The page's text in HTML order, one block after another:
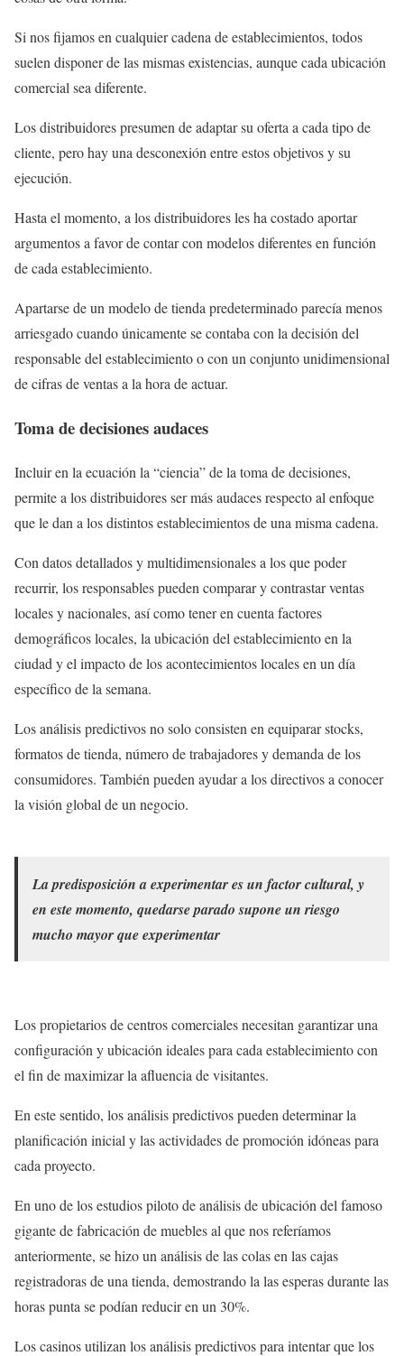
Si nos fijamos en cualquier cadena de establecimientos, todos
suelen disponer de las mismas existencias, aunque cada ubicación
comercial sea diferente.
Los distribuidores presumen de adaptar su oferta a cada tipo de
cliente, pero hay una desconexión entre estos objetivos y su
ejecución.
Hasta el momento, a los distribuidores les ha costado aportar
argumentos a favor de contar con modelos diferentes en función
de cada establecimiento.
Apartarse de un modelo de tienda predeterminado parecía menos
arriesgado cuando únicamente se contaba con la decisión del
responsable del establecimiento o con un conjunto unidimensional
de cifras de ventas a la hora de actuar.
Toma de decisiones audaces
Incluir en la ecuación la “ciencia” de la toma de decisiones,
permite a los distribuidores ser más audaces respecto al enfoque
que le dan a los distintos establecimientos de una misma cadena.
Con datos detallados y multidimensionales a los que poder
recurrir, los responsables pueden comparar y contrastar ventas
locales y nacionales, así como tener en cuenta factores
demográficos locales, la ubicación del establecimiento en la
ciudad y el impacto de los acontecimientos locales en un día
específico de la semana.
Los análisis predictivos no solo consisten en equiparar stocks,
formatos de tienda, número de trabajadores y demanda de los
consumidores. También pueden ayudar a los directivos a conocer
la visión global de un negocio.
La predisposición a experimentar es un factor cultural, y
en este momento, quedarse parado supone un riesgo
mucho mayor que experimentar
Los propietarios de centros comerciales necesitan garantizar una
configuración y ubicación ideales para cada establecimiento con
el fin de maximizar la afluencia de visitantes.
En este sentido, los análisis predictivos pueden determinar la
planificación inicial y las actividades de promoción idóneas para
cada proyecto.
En uno de los estudios piloto de análisis de ubicación del famoso
gigante de fabricación de muebles al que nos referíamos
anteriormente, se hizo un análisis de las colas en las cajas
registradoras de una tienda, demostrando la las esperas durante las
horas punta se podían reducir en un 30%.
Los casinos utilizan los análisis predictivos para intentar que los